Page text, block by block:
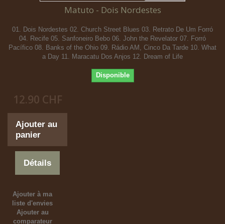
Matuto - Dois Nordestes
01. Dois Nordestes 02. Church Street Blues 03. Retrato De Um Forró
04. Recife 05. Sanfoneiro Bebo 06. John the Revelator 07. Forró
Pacífico 08. Banks of the Ohio 09. Rádio AM, Cinco Da Tarde 10. What
a Day 11. Maracatu Dos Anjos 12. Dream of Life
Disponible
12.90 CHF
Ajouter au
panier
Détails
Ajouter à ma
liste d'envies
Ajouter au
comparateur